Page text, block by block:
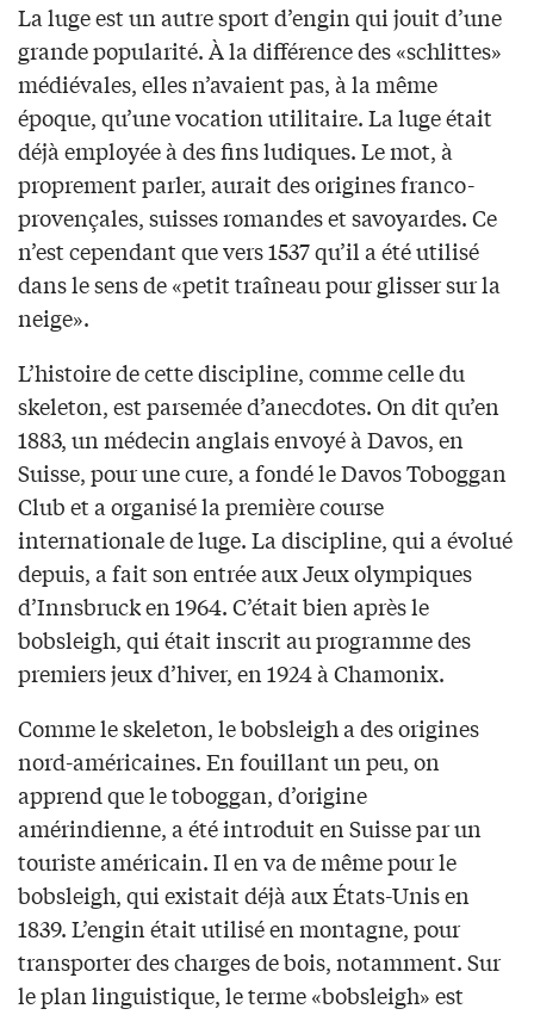
La luge est un autre sport d’engin qui jouit d’une
grande popularité. À la différence des «schlittes»
médiévales, elles n’avaient pas, à la même
époque, qu’une vocation utilitaire. La luge était
déjà employée à des fins ludiques. Le mot, à
proprement parler, aurait des origines franco-
provençales, suisses romandes et savoyardes. Ce
n’est cependant que vers 1537 qu’il a été utilisé
dans le sens de «petit traîneau pour glisser sur la
neige».
L’histoire de cette discipline, comme celle du
skeleton, est parsemée d’anecdotes. On dit qu’en
1883, un médecin anglais envoyé à Davos, en
Suisse, pour une cure, a fondé le Davos Toboggan
Club et a organisé la première course
internationale de luge. La discipline, qui a évolué
depuis, a fait son entrée aux Jeux olympiques
d’Innsbruck en 1964. C’était bien après le
bobsleigh, qui était inscrit au programme des
premiers jeux d’hiver, en 1924 à Chamonix.
Comme le skeleton, le bobsleigh a des origines
nord-américaines. En fouillant un peu, on
apprend que le toboggan, d’origine
amérindienne, a été introduit en Suisse par un
touriste américain. Il en va de même pour le
bobsleigh, qui existait déjà aux États-Unis en
1839. L’engin était utilisé en montagne, pour
transporter des charges de bois, notamment. Sur
le plan linguistique, le terme «bobsleigh» est